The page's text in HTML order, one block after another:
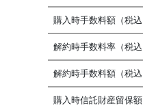
購入時手数料額（税込
解約時手数料率（税込
解約時手数料額（税込
購入時信託財産留保額